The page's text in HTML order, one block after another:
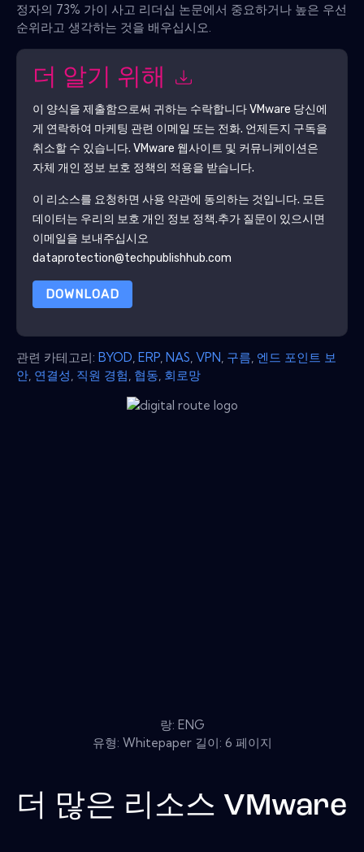
정자의 73% 가이 사고 리더십 논문에서 중요하거나 높은 우선
순위라고 생각하는 것을 배우십시오.
더 알기 위해
이 양식을 제출함으로써 귀하는 수락합니다VMware 당신에
게 연락하여 마케팅 관련 이메일 또는 전화. 언제든지 구독을
취소할 수 있습니다. VMware 웹사이트 및 커뮤니케이션은
자체 개인 정보 보호 정책의 적용을 받습니다.
이 리소스를 요청하면 사용 약관에 동의하는 것입니다. 모든
데이터는 우리의 보호 개인 정보 정책.추가 질문이 있으시면
이메일을 보내주십시오
dataprotection@techpublishhub.com
DOWNLOAD
관련 카테고리: BYOD ERP NAS VPN 구름 엔드 포인트 보
안 연결성 직원 경험 협동 회로망
랑: ENG
유형: Whitepaper 길이: 6 페이지
더 많은 리소스 VMware